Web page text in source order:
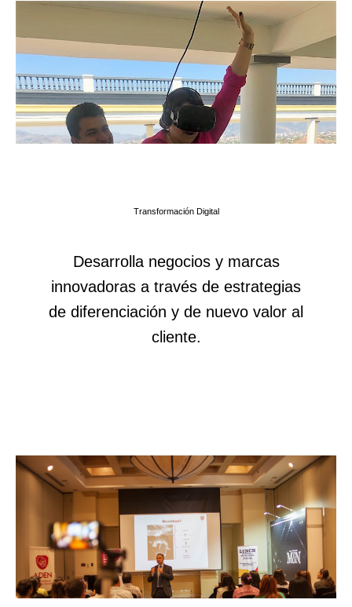
Transformación Digital
Desarrolla negocios y marcas
innovadoras a través de estrategias
de diferenciación y de nuevo valor al
cliente.